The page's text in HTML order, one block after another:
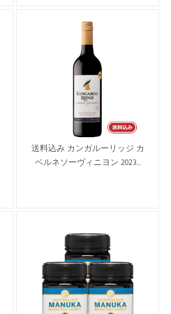
送料込み カンガルーリッジ カ
ベルネソーヴィニヨン 2023...